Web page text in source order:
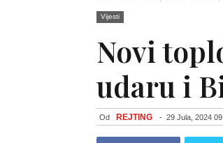
Vijesti
Novi
udaru i
Od REJTING - 29 Jula, 2024